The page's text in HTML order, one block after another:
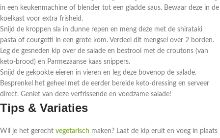
in een keukenmachine of blender tot een gladde saus. Bewaar deze in de
koelkast voor extra frisheid.
Snijd de kroppen sla in dunne repen en meng deze met de shirataki
pasta of courgetti in een grote kom. Verdeel dit mengsel over 2 borden.
Leg de gesneden kip over de salade en bestrooi met de croutons (van
keto-brood) en Parmezaanse kaas snippers.
Snijd de gekookte eieren in vieren en leg deze bovenop de salade.
Besprenkel het geheel met de eerder bereide keto-dressing en serveer
direct. Geniet van deze verfrissende en voedzame salade!
Tips & Variaties
Wil je het gerecht vegetarisch maken? Laat de kip eruit en voeg in plaats